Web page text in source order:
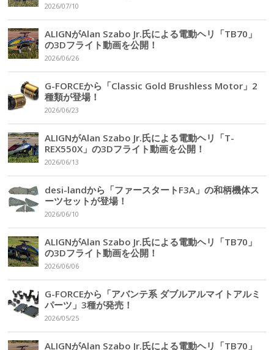
2026/07/10
ALIGNがAlan Szabo Jr.氏による電動ヘリ「TB70」
の3Dフライト動画を公開！
2026/06/26
G-FORCEから「Classic Gold Brushless Motor」2
種類が登場！
2026/06/23
ALIGNがAlan Szabo Jr.氏による電動ヘリ「T-
REX550X」の3Dフライト動画を公開！
2026/06/13
desi-landから「ファースタートF3A」の和柄機体ス
ーツセットが登場！
2026/06/10
ALIGNがAlan Szabo Jr.氏による電動ヘリ「TB70」
の3Dフライト動画を公開！
2026/06/06
G-FORCEから「アバンテ系 ダブルアルマイトアルミ
パーツ」3種が発売！
2026/05/25
ALIGNがAlan Szabo Jr.氏による電動ヘリ「TB70」